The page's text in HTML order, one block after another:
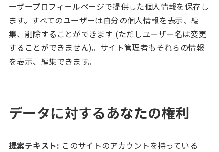
ーザープロフィールページで提供した個人情報を保存し
ます。すべてのユーザーは自分の個人情報を表示、編
集、削除することができます (ただしユーザー名は変更
することができません)。サイト管理者もそれらの情報
を表示、編集できます。
データに対するあなたの権利
提案テキスト: このサイトのアカウントを持っている